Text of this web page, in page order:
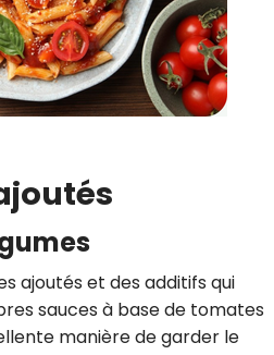
ajoutés et des additifs qui
sauces à base de tomates
manière de garder le